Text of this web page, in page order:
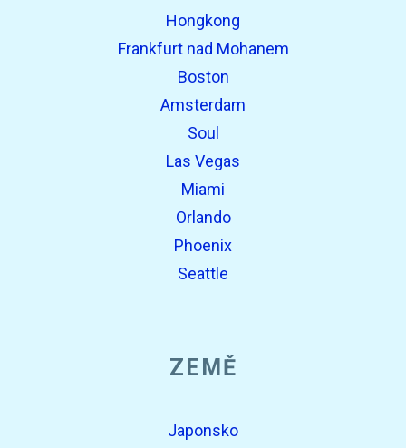
Hongkong
Frankfurt nad Mohanem
Boston
Amsterdam
Soul
Las Vegas
Miami
Orlando
Phoenix
Seattle
ZEMĚ
Japonsko